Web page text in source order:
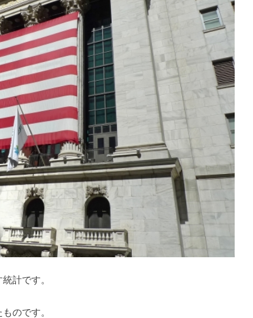
計です。
のです。